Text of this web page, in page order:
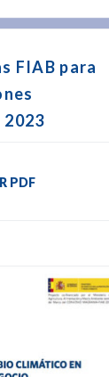
FIAB para
2023
PDF